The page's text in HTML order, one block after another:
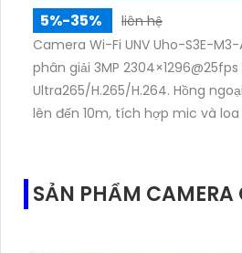
5%-35%
liên hệ
Camera Wi-Fi UNV Uho-S3E-
phân giải 3MP
Ultra265/H.265/H.264. Hồng
lên đến 10m, tích hợp mic và
SẢN PHẨM CAMERA